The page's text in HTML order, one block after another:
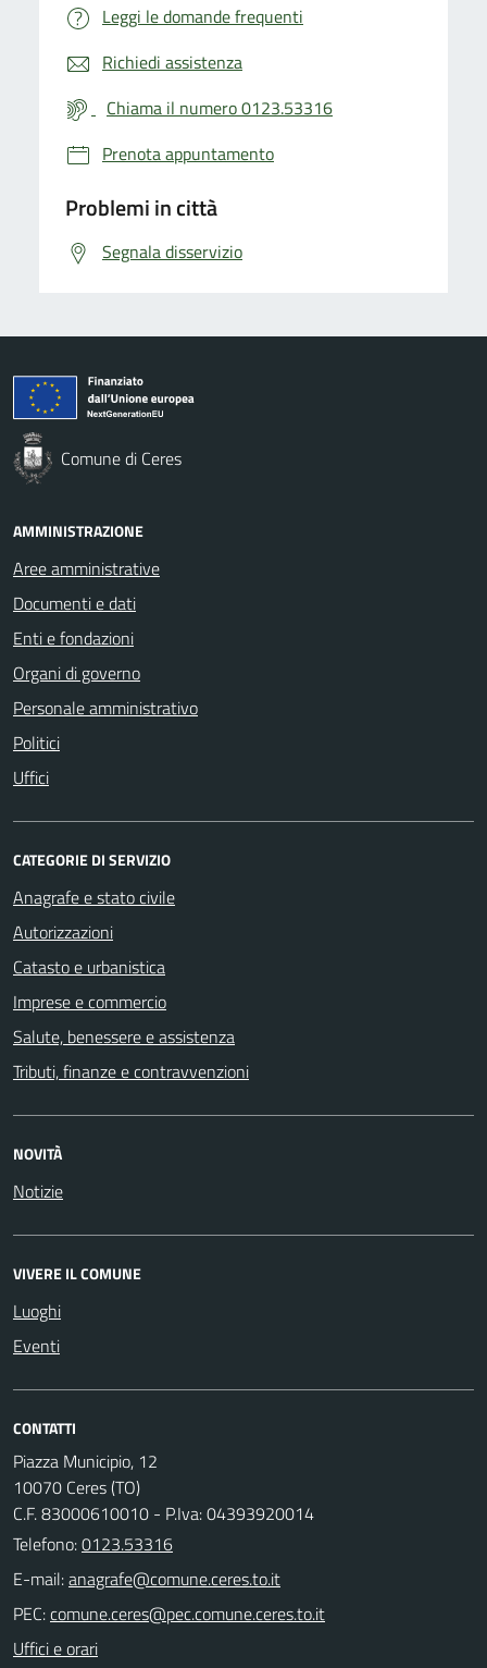
Leggi le domande frequenti
Richiedi assistenza
Chiama il numero 0123.53316
Prenota appuntamento
Problemi in città
Segnala disservizio
Comune di Ceres
AMMINISTRAZIONE
Aree amministrative
Documenti e dati
Enti e fondazioni
Organi di governo
Personale amministrativo
Politici
Uffici
CATEGORIE DI SERVIZIO
Anagrafe e stato civile
Autorizzazioni
Catasto e urbanistica
Imprese e commercio
Salute, benessere e assistenza
Tributi, finanze e contravvenzioni
NOVITÀ
Notizie
VIVERE IL COMUNE
Luoghi
Eventi
CONTATTI
Piazza Municipio, 12
10070 Ceres (TO)
C.F. 83000610010 - P.Iva: 04393920014
Telefono:0123.53316
E-mail:
PEC:
Uffici e orari